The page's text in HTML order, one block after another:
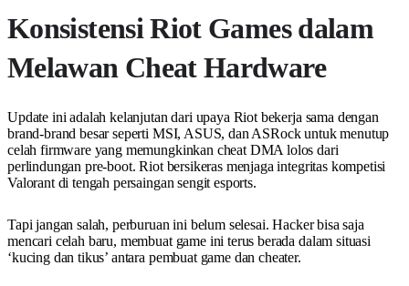
Konsistensi Riot Games dalam
Melawan Cheat Hardware
Update ini adalah kelanjutan dari upaya Riot bekerja sama dengan
brand-brand besar seperti MSI, ASUS, dan ASRock untuk menutup
celah firmware yang memungkinkan cheat DMA lolos dari
perlindungan pre-boot. Riot bersikeras menjaga integritas kompetisi
Valorant di tengah persaingan sengit esports.
Tapi jangan salah, perburuan ini belum selesai. Hacker bisa saja
mencari celah baru, membuat game ini terus berada dalam situasi
‘kucing dan tikus’ antara pembuat game dan cheater.